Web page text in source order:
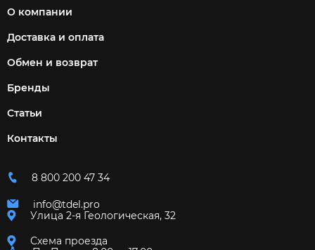
О компании
Доставка и оплата
Обмен и возврат
Бренды
Статьи
Контакты
8 800 200 47 34
info@tdel.pro
Улица 2-я Геологическая, 32
Схема проезда